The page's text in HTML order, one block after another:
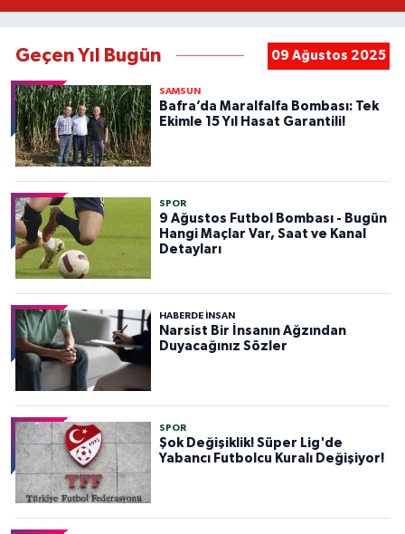
Geçen Yıl Bugün 09 Ağustos 2025
SAMSUN
Bafra’da Maralfalfa Bombası: Tek
Ekimle 15 Yıl Hasat Garantili!
SPOR
9 Ağustos Futbol Bombası - Bugün
Hangi Maçlar Var, Saat ve Kanal
Detayları
HABERDE INSAN
Narsist Bir İnsanın Ağzından
Duyacağınız Sözler
SPOR
Şok Değişiklik! Süper Lig'de
Yabancı Futbolcu Kuralı Değişiyor!